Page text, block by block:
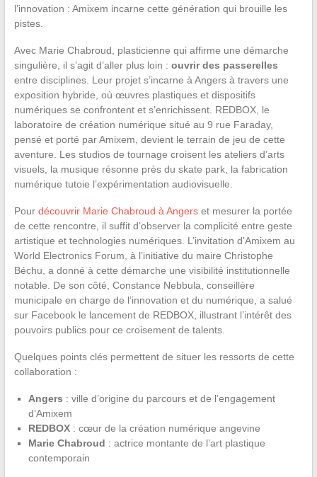
l’innovation : Amixem incarne cette génération qui brouille les
pistes.
Avec Marie Chabroud, plasticienne qui affirme une démarche
singulière, il s’agit d’aller plus loin : ouvrir des passerelles
entre disciplines. Leur projet s’incarne à Angers à travers une
exposition hybride, où œuvres plastiques et dispositifs
numériques se confrontent et s’enrichissent. REDBOX, le
laboratoire de création numérique situé au 9 rue Faraday,
pensé et porté par Amixem, devient le terrain de jeu de cette
aventure. Les studios de tournage croisent les ateliers d’arts
visuels, la musique résonne près du skate park, la fabrication
numérique tutoie l’expérimentation audiovisuelle.
Pour découvrir Marie Chabroud à Angerset mesurer la portée
de cette rencontre, il suffit d’observer la complicité entre geste
artistique et technologies numériques. L’invitation d’Amixem au
World Electronics Forum, à l’initiative du maire Christophe
Béchu, a donné à cette démarche une visibilité institutionnelle
notable. De son côté, Constance Nebbula, conseillère
municipale en charge de l’innovation et du numérique, a salué
sur Facebook le lancement de REDBOX, illustrant l’intérêt des
pouvoirs publics pour ce croisement de talents.
Quelques points clés permettent de situer les ressorts de cette
collaboration :
Angers : ville d’origine du parcours et de l’engagement
d’Amixem
REDBOX: cœur de la création numérique angevine
Marie Chabroud : actrice montante de l’art plastique
contemporain